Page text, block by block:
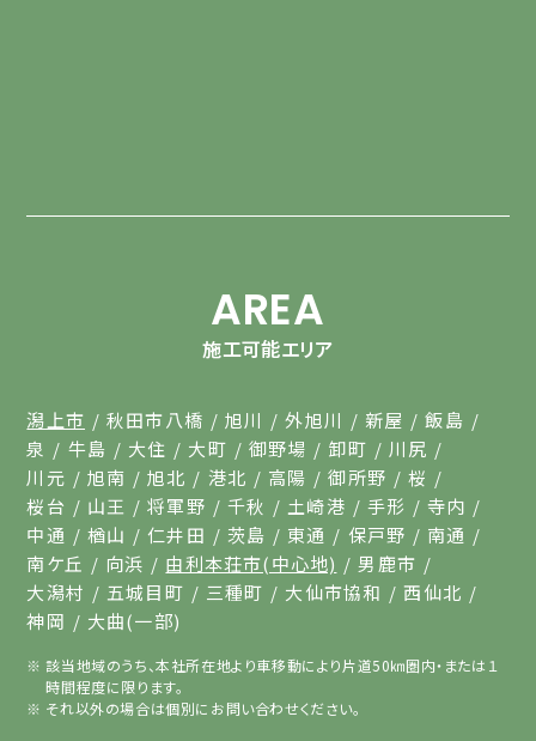
AREA
施工可能エリア
潟上市 秋田市八橋 旭川 外旭川 新屋
飯島
泉
牛島 大住 大町 御野場 卸町
川尻
川元
旭南 旭北 港北 高陽 御所野
桜
桜台
山王 将軍野 千秋 土崎港 手形
寺内
中通
楢山 仁井田 茨島 東通 保戸野
南通
南ケ丘
向浜 由利本荘市(中心地)
男鹿市
大潟村
五城目町 三種町 大仙市協和
西仙北
神岡
大曲(一部)
該当地域のうち、本社所在地より車移動により片道50㎞圏内・または１
時間程度に限ります。
それ以外の場合は個別にお問い合わせください。